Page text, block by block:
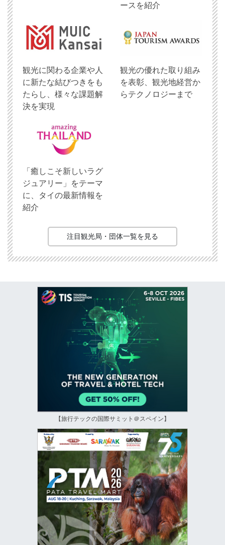
ースを紹介
観光に関わる企業や人
に新たな結びつきをも
たらし、様々な課題解
決を実現
観光の優れた取り組み
を表彰、観光地経営か
らテクノロジーまで
「癒しこそ新しいラグ
ジュアリー」をテーマ
に、タイの最新情報を
紹介
注目観光局・団体一覧を見る
【旅行テックの国際サミット＠スペイン】